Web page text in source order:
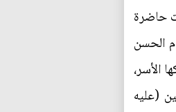
حاضرة
الحسن
الأسر،
(عليه